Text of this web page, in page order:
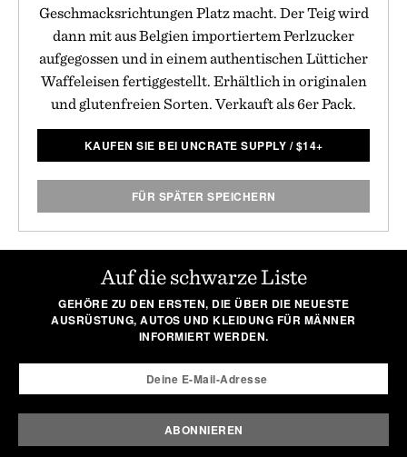
Geschmacksrichtungen Platz macht. Der Teig wird
dann mit aus Belgien importiertem Perlzucker
aufgegossen und in einem authentischen Lütticher
Waffeleisen fertiggestellt. Erhältlich in originalen
und glutenfreien Sorten. Verkauft als 6er Pack.
KAUFEN SIE BEI UNCRATE SUPPLY /$14+
FÜR SPÄTER SPEICHERN
Auf die schwarze Liste
GEHÖRE ZU DEN ERSTEN, DIE ÜBER DIE NEUESTE
AUSRÜSTUNG, AUTOS UND KLEIDUNG FÜR MÄNNER
INFORMIERT WERDEN.